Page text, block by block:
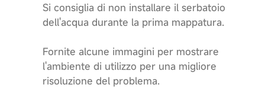
Si consiglia di non installare il serbatoio
dell'acqua durante la prima mappatura.
Fornite alcune immagini per mostrare
l'ambiente di utilizzo per una migliore
risoluzione del problema.